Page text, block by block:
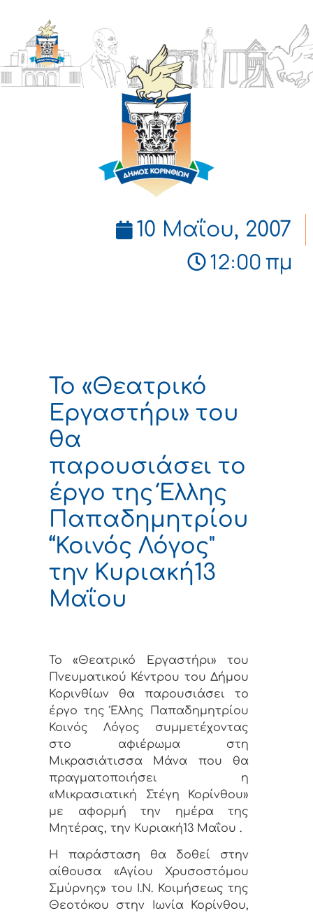
ΔΗΜΟΣ
ΚΟΡΙΝΘΙΩΝ
10 Μαΐου, 2007
12:00 πμ
Το «Θεατρικό
Εργαστήρι» του
θα
παρουσιάσει το
έργο της Έλλης
Παπαδημητρίου
“Κοινός Λόγος"
την Κυριακή13
Μαΐου
Το «Θεατρικό Εργαστήρι» του
Πνευματικού Κέντρου του Δήμου
Κορινθίων θα παρουσιάσει το
έργο της Έλλης Παπαδημητρίου
Κοινός Λόγος συμμετέχοντας
στο αφιέρωμα στη
Μικρασιάτισσα Μάνα που θα
πραγματοποιήσει η
«Μικρασιατική Στέγη Κορίνθου»
με αφορμή την ημέρα της
Μητέρας, την Κυριακή13 Μαΐου .
Η παράσταση θα δοθεί στην
αίθουσα «Αγίου Χρυσοστόμου
Σμύρνης» του Ι.Ν. Κοιμήσεως της
Θεοτόκου στην Ιωνία Κορίνθου,